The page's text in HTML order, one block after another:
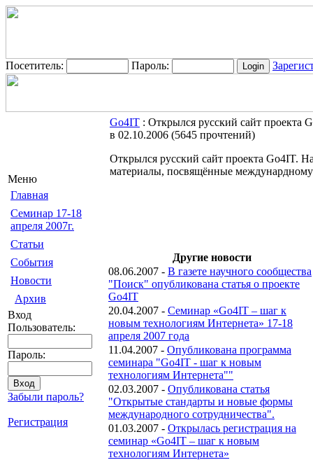
Посетитель: Пароль:
Меню
Главная
Семинар 17-18
апреля 2007г.
Статьи
События
Новости
Архив
Вход
Пользователь:
Пароль:
Забыли пароль?
Регистрация
Go4IT : Открылся русский сайт проекта
в 02.10.2006 (5645 прочтений)
Открылся русский сайт проекта Go4IT.
материалы, посвящённые
Другие новости
08.06.2007 - В газете научного сообщества
"Поиск" опубликована статья о проекте
Go4IT
20.04.2007 - Семинар «Go4IT – шаг к
новым технологиям Интернета» 17-18
апреля 2007 года
11.04.2007 - Опубликована программа
семинара "Go4IT - шаг к новым
технологиям Интернета""
02.03.2007 - Опубликована статья
"Открытые стандарты и новые формы
международного сотрудничества".
01.03.2007 - Открылась регистрация на
семинар «Go4IT – шаг к новым
технологиям Интернета»